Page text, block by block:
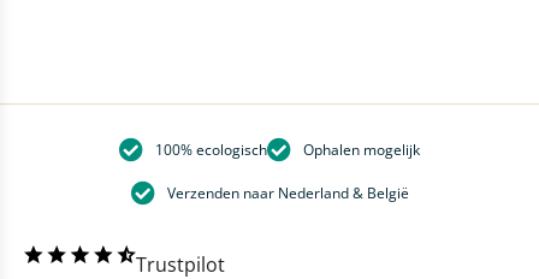
100% ecologisch Ophalen mogelijk
Verzenden naar Nederland & België
Trustpilot